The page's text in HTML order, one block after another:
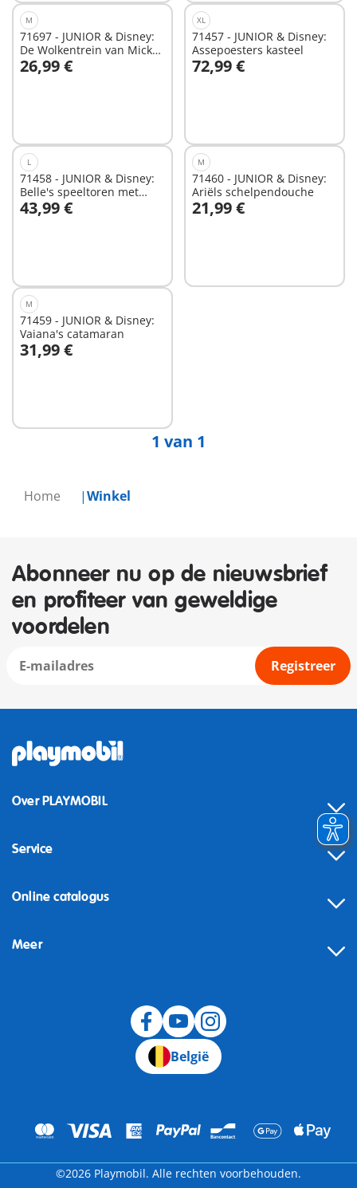
Home Winkel
M
71697 - JUNIOR & Disney:
De Wolkentrein van Mickey
Mouse & Minnie Mouse
26,99 €
In winkelwagen
XL
71457 - JUNIOR & Disney:
Assepoesters kasteel
72,99 €
In winkelwagen
L
71458 - JUNIOR & Disney:
Belle's speeltoren met
melodie
43,99 €
In winkelwagen
M
71460 - JUNIOR & Disney:
Ariëls schelpendouche
21,99 €
In winkelwagen
M
71459 - JUNIOR & Disney:
Vaiana's catamaran
31,99 €
In winkelwagen
1 van 1
Abonneer nu op de nieuwsbrief
en profiteer van geweldige
voordelen
Registreer
Over PLAYMOBIL
Service
Online catalogus
Meer
België
©2026 Playmobil. Alle rechten voorbehouden.